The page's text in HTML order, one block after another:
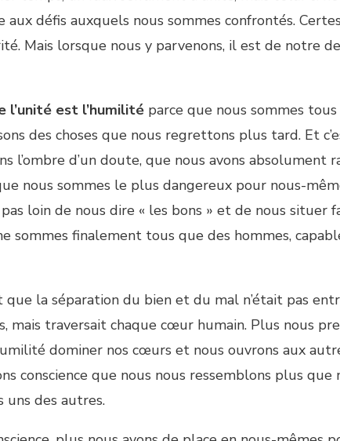
défis auxquels nous sommes confrontés.
Mais lorsque nous y parvenons, il est de notre
est l’humilité parce que nous sommes
des choses que nous regrettons plus tard. Et
l’ombre d’un doute, que nous avons absolument
nous sommes le plus dangereux pour nous-
loin de nous dire « les bons » et de nous situer
sommes finalement tous que des hommes,
la séparation du bien et du mal n’était pas
mais traversait chaque cœur humain. Plus nous
dominer nos cœurs et nous ouvrons aux
conscience que nous nous ressemblons plus que
uns des autres.